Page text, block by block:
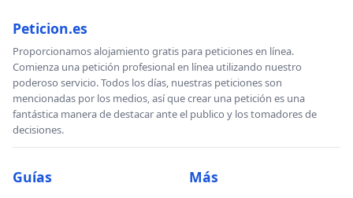
Peticion.es
Proporcionamos alojamiento gratis para peticiones en línea.
Comienza una petición profesional en línea utilizando nuestro
poderoso servicio. Todos los días, nuestras peticiones son
mencionadas por los medios, así que crear una petición es una
fantástica manera de destacar ante el publico y los tomadores de
decisiones.
Guías Más